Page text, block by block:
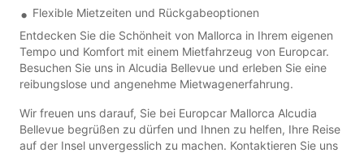
Flexible Mietzeiten und Rückgabeoptionen
Entdecken Sie die Schönheit von Mallorca in Ihrem eigenen
Tempo und Komfort mit einem Mietfahrzeug von Europcar.
Besuchen Sie uns in Alcudia Bellevue und erleben Sie eine
reibungslose und angenehme Mietwagenerfahrung.
Wir freuen uns darauf, Sie bei Europcar Mallorca Alcudia
Bellevue begrüßen zu dürfen und Ihnen zu helfen, Ihre Reise
auf der Insel unvergesslich zu machen. Kontaktieren Sie uns